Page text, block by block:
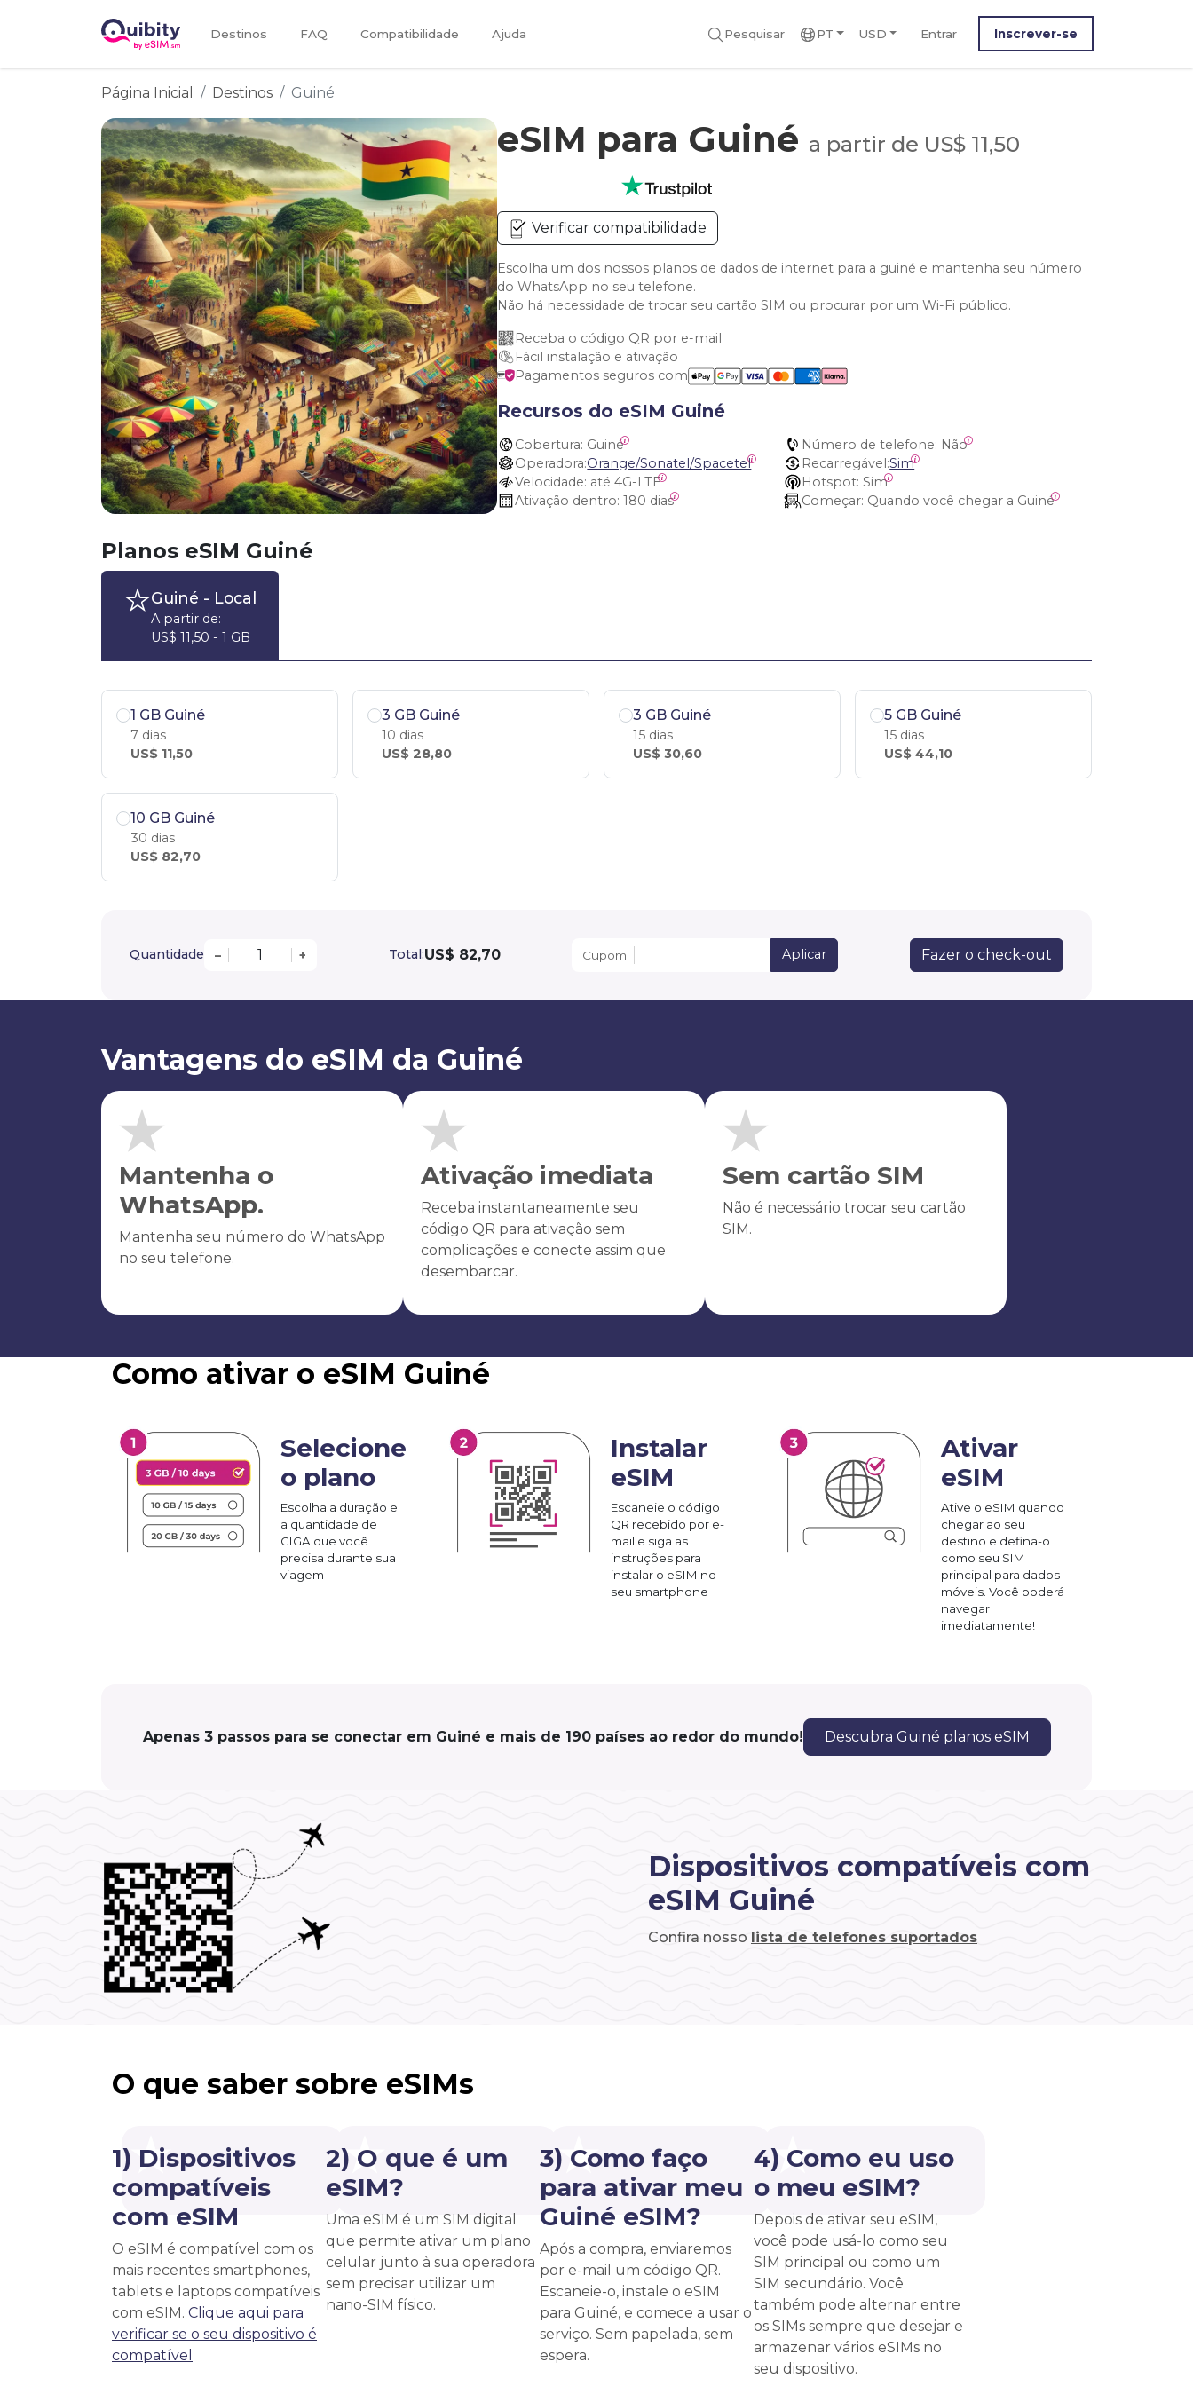
Destinos FAQ Compatibilidade Ajuda Pesquisar PT USD Entrar Inscrever-se
Página Inicial Destinos Guiné
eSIM para Guiné a partir de US$ 11,50
Verificar compatibilidade
Escolha um dos nossos planos de dados de internet para a guiné e mantenha seu número
do WhatsApp no seu telefone.
Não há necessidade de trocar seu cartão SIM ou procurar por um Wi-Fi público.
Receba o código QR por e-mail
Fácil instalação e ativação
Pagamentos seguros com
Recursos do eSIM Guiné
Cobertura: Guiné Número de telefone: Não
Operadora:Orange/Sonatel/Spacetel Recarregável:Sim
Velocidade: até 4G-LTE Hotspot: Sim
Ativação dentro: 180 dias Começar: Quando você chegar a Guiné
Planos eSIM Guiné
Guiné - Local
A partir de:
US$ 11,50 - 1 GB
1 GB Guiné
7 dias
US$ 11,50
3 GB Guiné
10 dias
US$ 28,80
3 GB Guiné
15 dias
US$ 30,60
5 GB Guiné
15 dias
US$ 44,10
10 GB Guiné
30 dias
US$ 82,70
Quantidade – + Total:US$ 82,70 Cupom Aplicar Fazer o check-out
Vantagens do eSIM da Guiné
Mantenha o
WhatsApp.
Mantenha seu número do WhatsApp
no seu telefone.
Ativação imediata
Receba instantaneamente seu
código QR para ativação sem
complicações e conecte assim que
desembarcar.
Sem cartão SIM
Não é necessário trocar seu cartão
SIM.
Como ativar o eSIM Guiné
Selecione
o plano
Escolha a duração e
a quantidade de
GIGA que você
precisa durante sua
viagem
Instalar
eSIM
Escaneie o código
QR recebido por e-
mail e siga as
instruções para
instalar o eSIM no
seu smartphone
Ativar
eSIM
Ative o eSIM quando
chegar ao seu
destino e defina-o
como seu SIM
principal para dados
móveis. Você poderá
navegar
imediatamente!
Apenas 3 passos para se conectar em Guiné e mais de 190 países ao redor do mundo! Descubra Guiné planos eSIM
Dispositivos compatíveis com
eSIM Guiné
Confira nosso lista de telefones suportados
O que saber sobre eSIMs
1) Dispositivos
compatíveis
com eSIM
O eSIM é compatível com os
mais recentes smartphones,
tablets e laptops compatíveis
com eSIM. Clique aqui para
verificar se o seu dispositivo é
compatível
2) O que é um
eSIM?
Uma eSIM é um SIM digital
que permite ativar um plano
celular junto à sua operadora
sem precisar utilizar um
nano-SIM físico.
3) Como faço
para ativar meu
Guiné eSIM?
Após a compra, enviaremos
por e-mail um código QR.
Escaneie-o, instale o eSIM
para Guiné, e comece a usar o
serviço. Sem papelada, sem
espera.
4) Como eu uso
o meu eSIM?
Depois de ativar seu eSIM,
você pode usá-lo como seu
SIM principal ou como um
SIM secundário. Você
também pode alternar entre
os SIMs sempre que desejar e
armazenar vários eSIMs no
seu dispositivo.